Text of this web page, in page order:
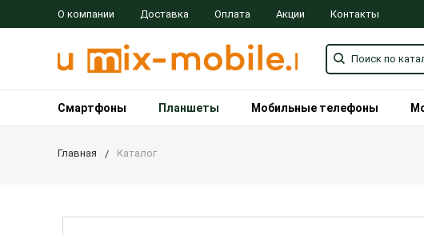
О компании Доставка Оплата Акции Контакты
Смартфоны Планшеты Мобильные телефоны
Главная Каталог